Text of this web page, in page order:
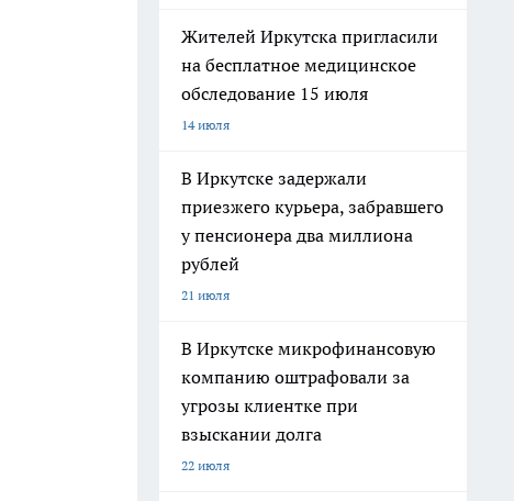
Жителей Иркутска пригласили
на бесплатное медицинское
обследование 15 июля
14 июля
В Иркутске задержали
приезжего курьера, забравшего
у пенсионера два миллиона
рублей
21 июля
В Иркутске микрофинансовую
компанию оштрафовали за
угрозы клиентке при
взыскании долга
22 июля